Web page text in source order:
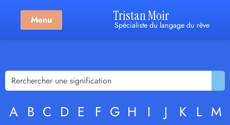
Menu Tristan Moir
Spécialiste du langage du rêve
A B C D E F G H I J K L M